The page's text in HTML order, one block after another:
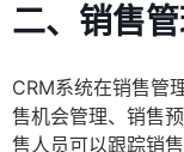
二、销售
CRM系统在销售管
售机会管理、销售
售人员可以跟踪销